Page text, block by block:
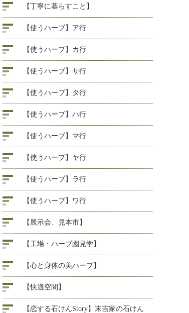
【丁寧に暮らすこと】
【使うハーブ】ア行
【使うハーブ】カ行
【使うハーブ】サ行
【使うハーブ】タ行
【使うハーブ】ハ行
【使うハーブ】マ行
【使うハーブ】ヤ行
【使うハーブ】ラ行
【使うハーブ】ワ行
【展示会、見本市】
【工場・ハーブ園見学】
【心と身体の美ハーブ】
【快適空間】
【恋する石けんStory】末吉家の石けん